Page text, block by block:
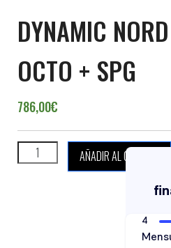
DYNAMIC
OCTO + SPG
786,00€
DYNAMIC NORD TR-80 + OCTO +
AÑADIR AL CARRITO